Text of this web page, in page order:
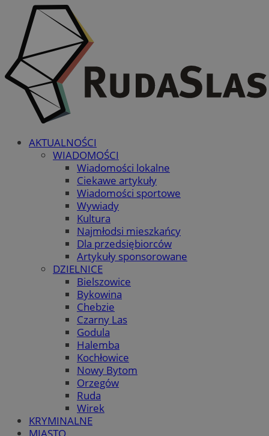
AKTUALNOŚCI
WIADOMOŚCI
Wiadomości lokalne
Ciekawe artykuły
Wiadomości sportowe
Wywiady
Kultura
Najmłodsi mieszkańcy
Dla przedsiębiorców
Artykuły sponsorowane
DZIELNICE
Bielszowice
Bykowina
Chebzie
Czarny Las
Godula
Halemba
Kochłowice
Nowy Bytom
Orzegów
Ruda
Wirek
KRYMINALNE